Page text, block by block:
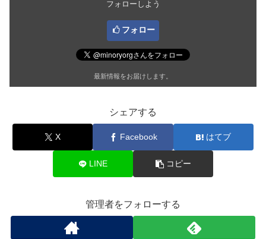
フォローしよう
フォロー
最新情報をお届けします。
シェアする
X Facebook はてブ
LINE コピー
管理者をフォローする